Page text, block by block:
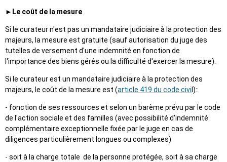
►Le coût de la mesure
Si le curateur n'est pas un mandataire judiciaire à la protection des
majeurs, la mesure est gratuite (sauf autorisation du juge des
tutelles de versement d'une indemnité en fonction de
l'importance des biens gérés ou la difficulté d'exercer la mesure).
Si le curateur est un mandataire judiciaire à la protection des
majeurs, le coût de la mesure est (article 419 du code civi l)::
- fonction de ses ressources et selon un barème prévu par le code
de l'action sociale et des familles (avec possibilité d'indemnité
complémentaire exceptionnelle fixée par le juge en cas de
diligences particulièrement longues ou complexes)
- soit à la charge totale de la personne protégée, soit à sa charge